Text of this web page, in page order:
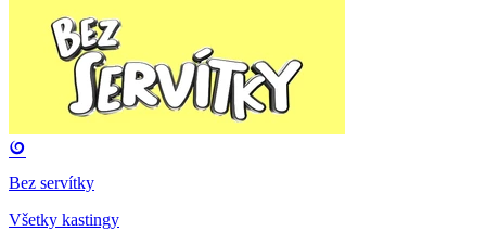
Bez servítky
Všetky kastingy